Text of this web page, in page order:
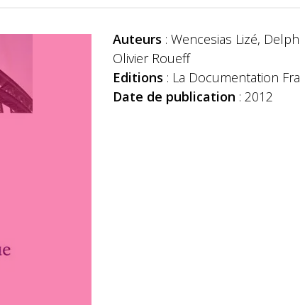
Auteurs : Wencesias Lizé,
Olivier Roueff
Editions : La Documentation
Date de publication : 2012